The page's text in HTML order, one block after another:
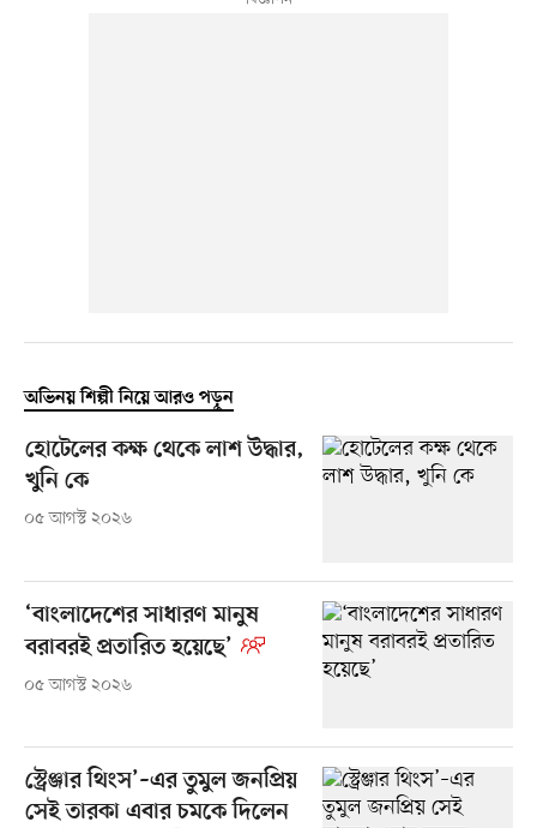
অভিনয় শিল্পী নিয়ে আরও পড়ুন
হোটেলের কক্ষ থেকে লাশ উদ্ধার,
খুনি কে
০৫ আগস্ট ২০২৬
‘বাংলাদেশের সাধারণ মানুষ
বরাবরই প্রতারিত হয়েছে’
০৫ আগস্ট ২০২৬
স্ট্রেঞ্জার থিংস’–এর তুমুল জনপ্রিয়
সেই তারকা এবার চমকে দিলেন